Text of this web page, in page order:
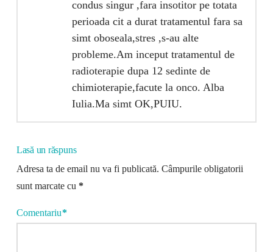
condus singur ,fara insotitor pe totata
perioada cit a durat tratamentul fara sa
simt oboseala,stres ,s-au alte
probleme.Am inceput tratamentul de
radioterapie dupa 12 sedinte de
chimioterapie,facute la onco. Alba
Iulia.Ma simt OK,PUIU.
Lasă un răspuns
Adresa ta de email nu va fi publicată. Câmpurile obligatorii
sunt marcate cu *
Comentariu*